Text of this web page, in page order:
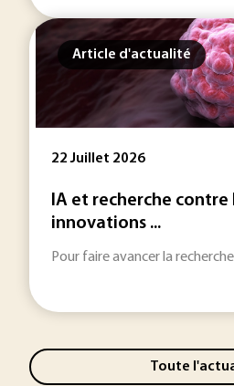
Article d'actualité
22 Juillet 2026
IA et recherche contre
innovations ...
Pour faire avancer la
Toute